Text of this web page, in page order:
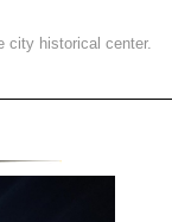
city historical center.